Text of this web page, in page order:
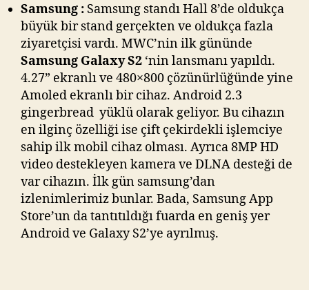
Samsung : Samsung standı Hall 8’de oldukça
büyük bir stand gerçekten ve oldukça fazla
ziyaretçisi vardı. MWC’nin ilk gününde
Samsung Galaxy S2 ‘nin lansmanı yapıldı.
4.27” ekranlı ve 480×800 çözünürlüğünde yine
Amoled ekranlı bir cihaz. Android 2.3
gingerbread yüklü olarak geliyor. Bu cihazın
en ilginç özelliği ise çift çekirdekli işlemciye
sahip ilk mobil cihaz olması. Ayrıca 8MP HD
video destekleyen kamera ve DLNA desteği de
var cihazın. İlk gün samsung’dan
izlenimlerimiz bunlar. Bada, Samsung App
Store’un da tantıtıldığı fuarda en geniş yer
Android ve Galaxy S2’ye ayrılmış.